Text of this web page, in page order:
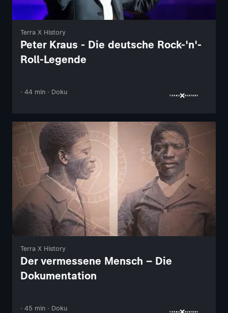
Terra X History
Peter Kraus - Die deutsche Rock-'n'-
Roll-Legende
· 44 min · Doku
Terra X History
Der vermessene Mensch – Die
Dokumentation
· 45 min · Doku